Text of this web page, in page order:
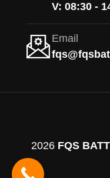
V: 08:30 -
Email
2026 FQS